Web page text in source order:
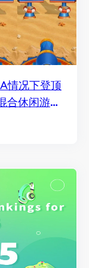
情况下登顶
合休闲游戏